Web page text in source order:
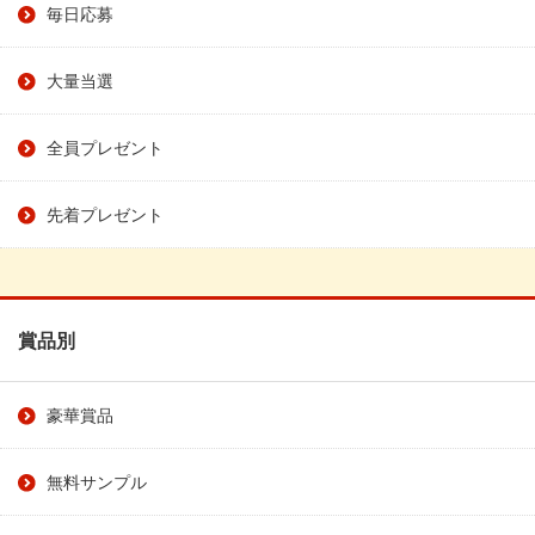
毎日応募
大量当選
全員プレゼント
先着プレゼント
賞品別
豪華賞品
無料サンプル